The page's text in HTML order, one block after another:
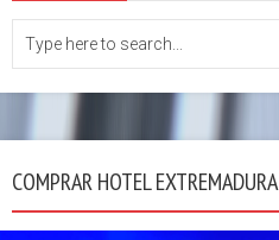
COMPRAR HOTEL EXTREMADURA